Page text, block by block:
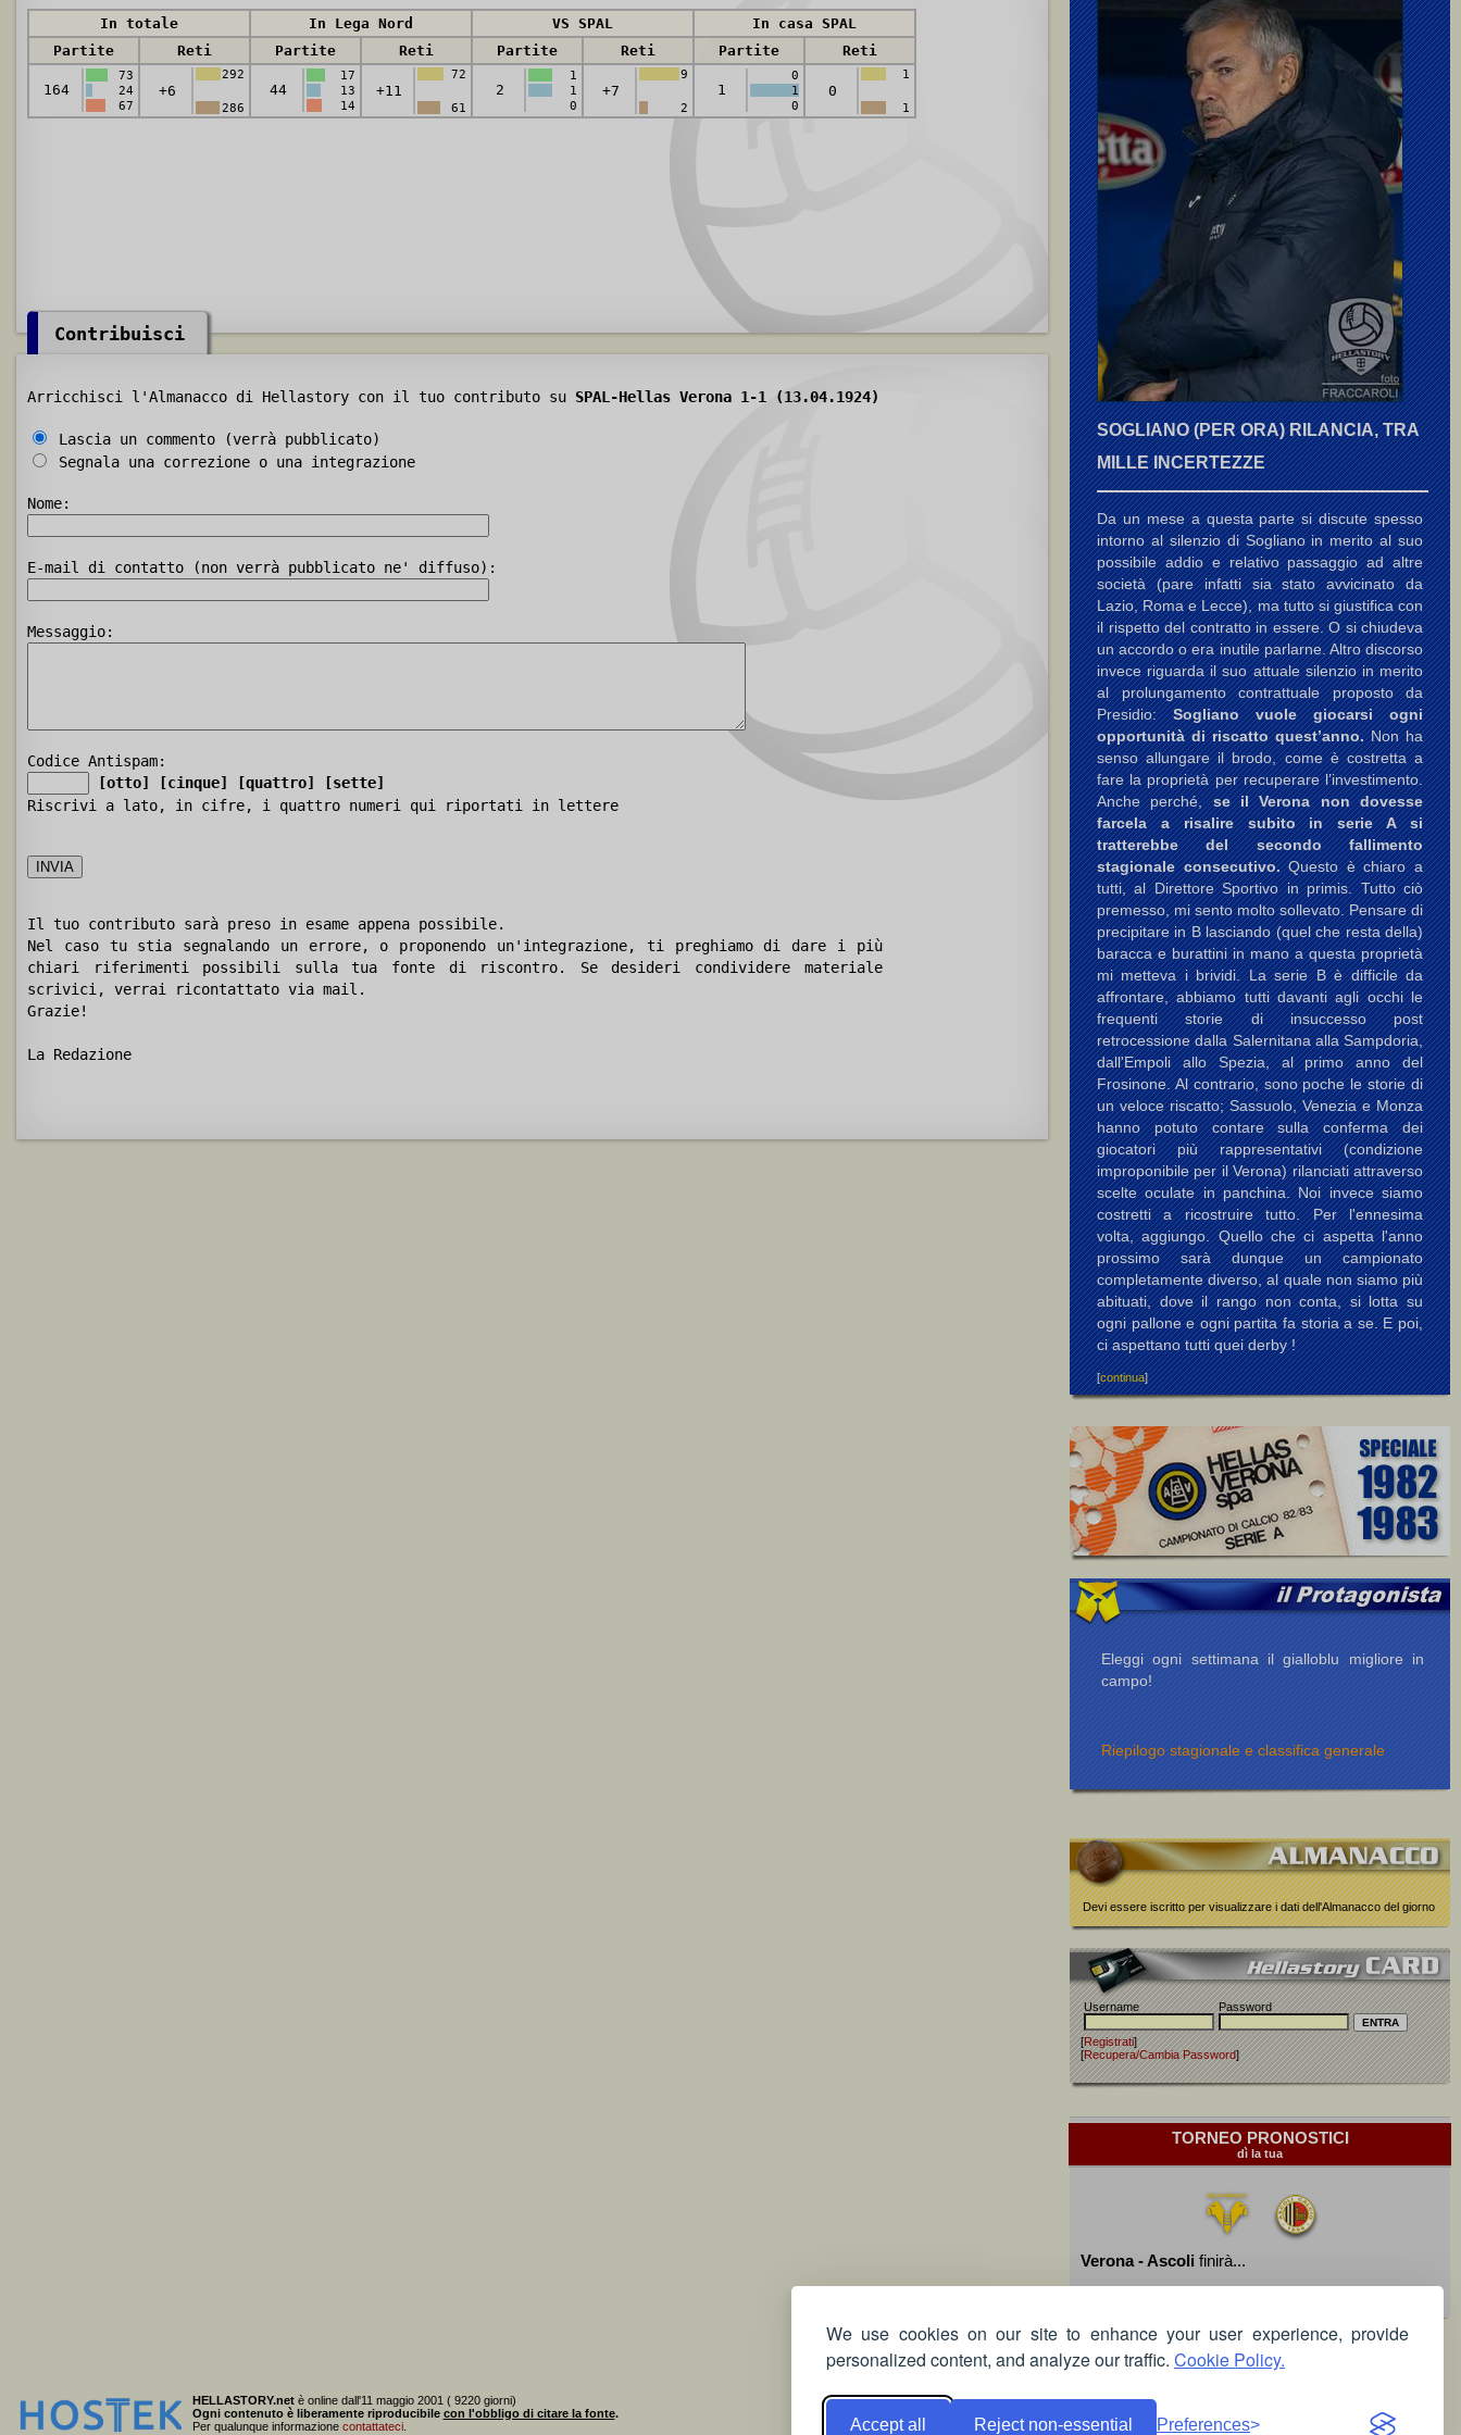
We use cookies on our site to enhance your user experience, provide
personalized content, and analyze our traffic. Cookie Policy.
Accept all Reject non-essential Preferences
In totale In Lega Nord VS SPAL
In casa SPAL
Partite
Reti Partite Reti Partite Reti Partite Reti
164
73
24
67
+6
292
286
44
17
13
14
+11
72
61
2
1
1
0
+7
9
2
1
0
1
0
0
1
1
Contribuisci
Arricchisci l'Almanacco di Hellastory con il tuo contributo su SPAL-Hellas Verona 1-1 (13.04.1924)
Lascia un commento (verrà pubblicato)
Segnala una correzione o una integrazione
Nome:
E-mail di contatto (non verrà pubblicato ne' diffuso):
Messaggio:
Codice Antispam:
[otto]
[cinque] [quattro]
[sette]
Riscrivi a lato, in cifre, i quattro numeri qui riportati in lettere
Il tuo contributo sarà preso in esame appena possibile.
Nel caso tu stia segnalando un errore, o proponendo un'integrazione, ti preghiamo di dare i più
chiari riferimenti possibili sulla tua fonte di riscontro. Se desideri condividere materiale
scrivici, verrai ricontattato via mail.
Grazie!
La Redazione
SOGLIANO (PER ORA) RILANCIA, TRA
MILLE INCERTEZZE
Da un mese a questa parte si discute spesso
intorno al silenzio di Sogliano in merito al suo
possibile addio e relativo passaggio ad altre
società (pare infatti sia stato avvicinato da
Lazio, Roma e Lecce), ma tutto si giustifica con
il rispetto del contratto in essere. O si chiudeva
un accordo o era inutile parlarne. Altro discorso
invece riguarda il suo attuale silenzio in merito
al prolungamento contrattuale proposto da
Presidio:Sogliano vuole giocarsi ogni
opportunità di riscatto quest’anno.Non ha
senso allungare il brodo, come è costretta a
fare la proprietà per recuperare l’investimento.
Anche perché,se il Verona non dovesse
farcela a risalire subito in serie A si
tratterebbe del secondo fallimento
stagionale consecutivo.Questo è chiaro a
tutti, al Direttore Sportivo in primis. Tutto ciò
premesso, mi sento molto sollevato. Pensare di
precipitare in B lasciando (quel che resta della)
baracca e burattini in mano a questa proprietà
mi metteva i brividi. La serie B è difficile da
affrontare, abbiamo tutti davanti agli occhi le
frequenti storie di insuccesso post
retrocessione dalla Salernitana alla Sampdoria,
dall'Empoli allo Spezia, al primo anno del
Frosinone. Al contrario, sono poche le storie di
un veloce riscatto; Sassuolo, Venezia e Monza
hanno potuto contare sulla conferma dei
giocatori più rappresentativi (condizione
improponibile per il Verona) rilanciati attraverso
scelte oculate in panchina. Noi invece siamo
costretti a ricostruire tutto. Per l'ennesima
volta, aggiungo. Quello che ci aspetta l'anno
prossimo sarà dunque un campionato
completamente diverso, al quale non siamo più
abituati, dove il rango non conta, si lotta su
ogni pallone e ogni partita fa storia a se. E poi,
ci aspettano tutti quei derby !
[continua]
Eleggi ogni settimana il gialloblu migliore in
campo!
Riepilogo stagionale e classifica generale
Devi essere iscritto per visualizzare i dati dell'Almanacco del giorno
Username Password
[Registrati]
[Recupera/Cambia Password]
TORNEO PRONOSTICI
dì la tua
Verona - Ascoli finirà...
HELLASTORY.netè online dall'11 maggio 2001 ( 9220 giorni)
Ogni contenuto è liberamente riproducibile con l'obbligo di citare la fonte.
Per qualunque informazione contattateci.